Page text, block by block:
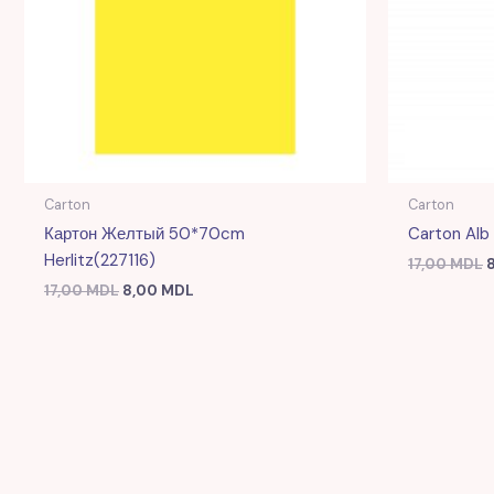
Carton
Картон Желтый 50*70cm
Herlitz(227116)
17,00MDL 8,00 MDL
Carton
Carton
17,00MDL